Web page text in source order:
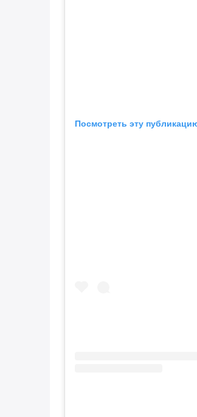
Посмотреть эту